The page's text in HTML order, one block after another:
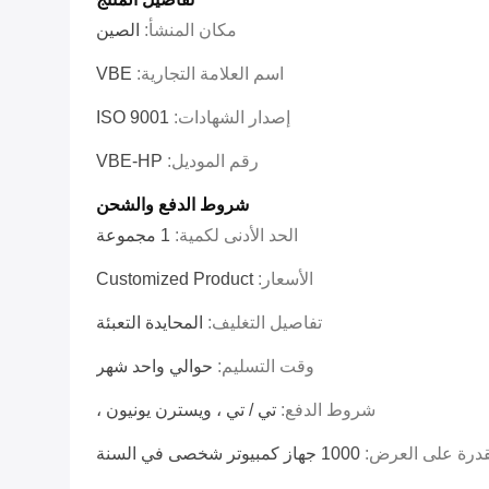
مكان المنشأ: الصين
اسم العلامة التجارية: VBE
إصدار الشهادات: ISO 9001
رقم الموديل: VBE-HP
شروط الدفع والشحن
الحد الأدنى لكمية: 1 مجموعة
الأسعار:Customized Product
تفاصيل التغليف: المحايدة التعبئة
وقت التسليم: حوالي واحد شهر
شروط الدفع: تي / تي ، ويسترن يونيون ،
على العرض: 1000 جهاز كمبيوتر شخصى في السنة